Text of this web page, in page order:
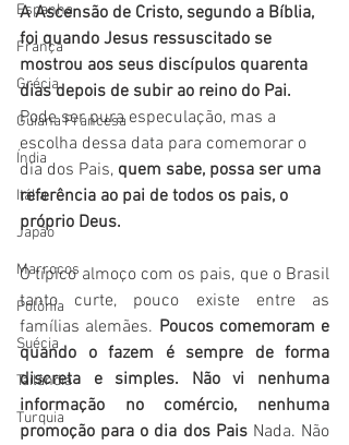
Espanha
França
Grécia
Guiana Francesa
Índia
Itália
Japão
Marrocos
Polônia
Suécia
Tailândia
Turquia
A Ascensão de Cristo, segundo a Bíblia,
foi quando Jesus ressuscitado se
mostrou aos seus discípulos quarenta
dias depois de subir ao reino do Pai.
Pode ser pura especulação, mas a
escolha dessa data para comemorar o
dia dos Pais, quem sabe, possa ser uma
referência ao pai de todos os pais, o
próprio Deus.
O típico almoço com os pais, que o Brasil
tanto curte, pouco existe entre as
famílias alemães. Poucos comemoram e
quando o fazem é sempre de forma
discreta e simples. Não vi nenhuma
informação no comércio, nenhuma
promoção para o dia dos Pais Nada. Não